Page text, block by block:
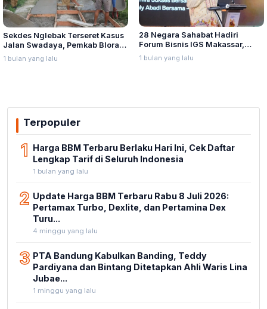
Sekdes Nglebak Terseret Kasus
Jalan Swadaya, Pemkab Blora
Sebut Pendampingan Hukum
Bukan Kewenangannya
1 bulan yang lalu
28 Negara Sahabat Hadiri
Forum Bisnis IGS Makassar,
Munafri Tawarkan Investasi
Stadion Untia
1 bulan yang lalu
Terpopuler
1 Harga BBM Terbaru Berlaku Hari Ini, Cek Daftar
Lengkap Tarif di Seluruh Indonesia
1 bulan yang lalu
2 Update Harga BBM Terbaru Rabu 8 Juli 2026:
Pertamax Turbo, Dexlite, dan Pertamina Dex
Turu...
4 minggu yang lalu
3 PTA Bandung Kabulkan Banding, Teddy
Pardiyana dan Bintang Ditetapkan Ahli Waris Lina
Jubae...
1 minggu yang lalu